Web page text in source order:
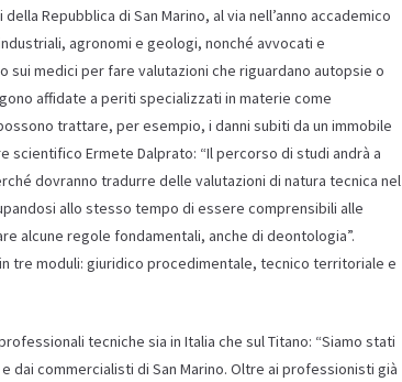
Repubblica di San Marino, al via nell’anno accademico
agronomi e geologi, nonché avvocati e
sui medici per fare valutazioni che riguardano autopsie o
affidate a periti specializzati in materie come
trattare, per esempio, i danni subiti da un immobile
Ermete Dalprato: “Il percorso di studi andrà a
dovranno tradurre delle valutazioni di natura tecnica nel
allo stesso tempo di essere comprensibili alle
alcune regole fondamentali, anche di deontologia”.
tre moduli: giuridico procedimentale, tecnico territoriale e
tecniche sia in Italia che sul Titano: “Siamo stati
dai commercialisti di San Marino. Oltre ai professionisti già